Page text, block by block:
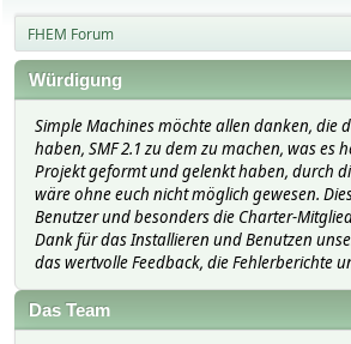
FHEM Forum
Würdigung
Simple Machines möchte allen danken, die
haben, SMF 2.1 zu dem zu machen, was es
Projekt geformt und gelenkt haben, durch
wäre ohne euch nicht möglich gewesen.
Benutzer und besonders die Charter-
Dank für das Installieren und Benutzen
das wertvolle Feedback, die Fehlerberichte
Das Team